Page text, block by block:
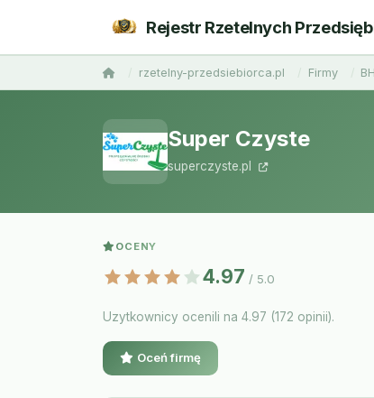
Rejestr Rzetelnych
rzetelny-przedsiebiorca.pl Firmy
Super Czyste
superczyste.pl
OCENY
4.97 / 5.0
Uzytkownicy ocenili na 4.97 (172 opinii).
Oceń firmę